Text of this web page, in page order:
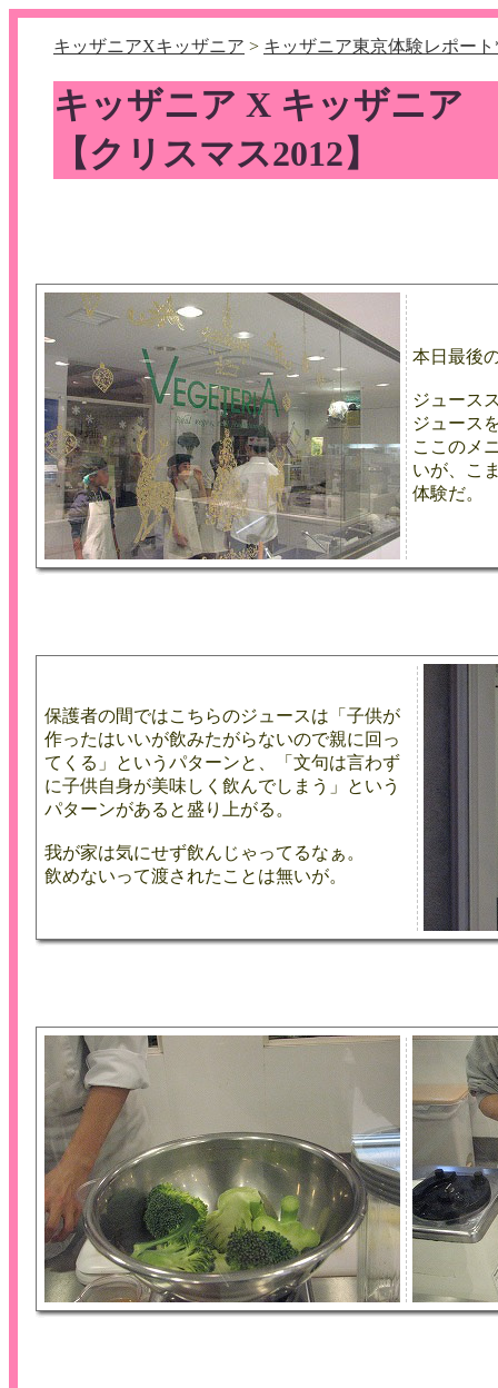
キッザニアXキッザニア > キッザニア東京体験レポー
キッザニア X キッザニア
【クリスマス2012】
本日最後
ジュース
ジュース
ここのメ
いが、こ
体験だ。
保護者の間ではこちらのジュースは「子供が
作ったはいいが飲みたがらないので親に回っ
てくる」というパターンと、「文句は言わず
に子供自身が美味しく飲んでしまう」という
パターンがあると盛り上がる。
我が家は気にせず飲んじゃってるなぁ。
飲めないって渡されたことは無いが。